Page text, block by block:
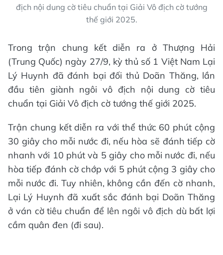
địch nội dung cờ tiêu chuẩn tại Giải Vô địch cờ tướng
thế giới 2025.
Trong trận chung kết diễn ra ở Thượng Hải
(Trung Quốc) ngày 27/9, kỳ thủ số 1 Việt Nam Lại
Lý Huynh đã đánh bại đối thủ Doãn Thăng, lần
đầu tiên giành ngôi vô địch nội dung cờ tiêu
chuẩn tại Giải Vô địch cờ tướng thế giới 2025.
Trận chung kết diễn ra với thể thức 60 phút cộng
30 giây cho mỗi nước đi, nếu hòa sẽ đánh tiếp cờ
nhanh với 10 phút và 5 giây cho mỗi nước đi, nếu
hòa tiếp đánh cờ chớp với 5 phút cộng 3 giây cho
mỗi nước đi. Tuy nhiên, không cần đến cờ nhanh,
Lại Lý Huynh đã xuất sắc đánh bại Doãn Thăng
ở ván cờ tiêu chuẩn để lên ngôi vô địch dù bất lợi
cầm quân đen (đi sau).